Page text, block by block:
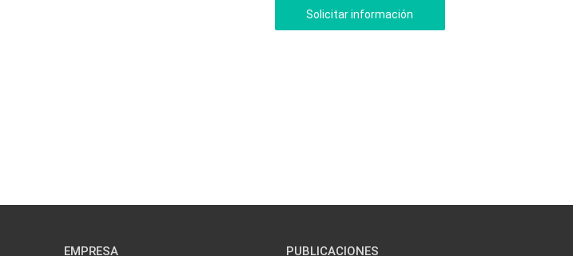
EMPRESA PUBLICACIONES